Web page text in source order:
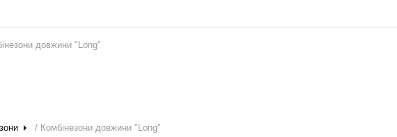
довжини "Long"
/ Комбінезони довжини "Long"